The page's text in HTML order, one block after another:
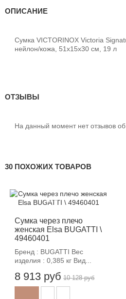
ОПИСАНИЕ
Сумка VICTORINOX Victoria
нейлон/кожа, 51x15x30 см, 19 л
ОТЗЫВЫ
На данный момент нет отзывов
30 ПОХОЖИХ ТОВАРОВ
Сумка через плечо
женская Elsa BUGATTI \
49460401
Бренд : BUGATTI Вес
изделия : 0,385 кг Вид...
8 913 руб
-12%
10 128 руб